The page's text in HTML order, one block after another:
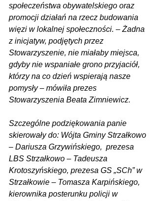
społeczeństwa obywatelskiego oraz
promocji działań na rzecz budowania
więzi w lokalnej społeczności. – Żadna
z inicjatyw, podjętych przez
Stowarzyszenie, nie miałaby miejsca,
gdyby nie wspaniałe grono przyjaciół,
którzy na co dzień wspierają nasze
pomysły – mówiła prezes
Stowarzyszenia Beata Zimniewicz.
Szczególne podziękowania panie
skierowały do: Wójta Gminy Strzałkowo
– Dariusza Grzywińskiego,  prezesa
LBS Strzałkowo – Tadeusza
Krotoszyńskiego, prezesa GS „SCh” w
Strzałkowie – Tomasza Karpińskiego,
kierownika posterunku policji w